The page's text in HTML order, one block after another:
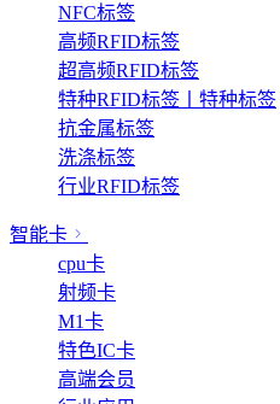
NFC标签
高频RFID标签
超高频RFID标签
特种RFID标签丨特种标签
抗金属标签
洗涤标签
行业RFID标签
智能卡
cpu卡
射频卡
M1卡
特色IC卡
高端会员